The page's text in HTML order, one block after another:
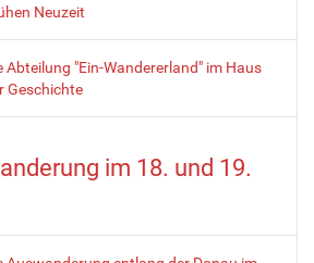
Neuzeit
Abteilung "Ein-Wandererland" im Haus
Geschichte
im 18. und 19.